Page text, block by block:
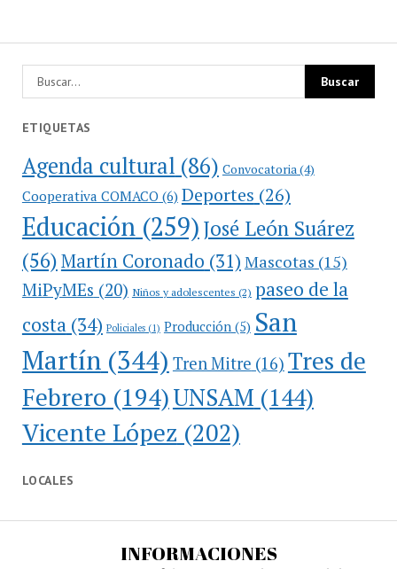
ETIQUETAS
Agenda cultural (86) Convocatoria (4)
Cooperativa COMACO(6) Deportes (26)
Educación(259)José León Suárez
(56)Martín Coronado (31) Mascotas (15)
MiPyMEs (20) Niños y adolescentes (2) paseo de la
costa(34) Policiales(1) Producción(5) San
Martín(344) Tren Mitre (16) Tres de
Febrero (194)UNSAM (144)
Vicente López (202)
LOCALES
INFORMACIONES